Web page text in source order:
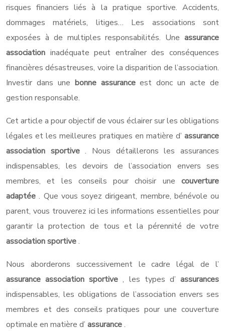
risques financiers liés à la pratique sportive. Accidents,
dommages matériels, litiges… Les associations sont
exposées à de multiples responsabilités. Une assurance
association inadéquate peut entraîner des conséquences
financières désastreuses, voire la disparition de l’association.
Investir dans une bonne assuranceest donc un acte de
gestion responsable.
Cet article a pour objectif de vous éclairer sur les obligations
légales et les meilleures pratiques en matière d’ assurance
association sportive. Nous détaillerons les assurances
indispensables, les devoirs de l’association envers ses
membres, et les conseils pour choisir une couverture
adaptée. Que vous soyez dirigeant, membre, bénévole ou
parent, vous trouverez ici les informations essentielles pour
garantir la protection de tous et la pérennité de votre
association sportive.
Nous aborderons successivement le cadre légal de l’
assurance association sportive, les types d’assurances
indispensables, les obligations de l’association envers ses
membres et des conseils pratiques pour une couverture
optimale en matière d’ assurance.